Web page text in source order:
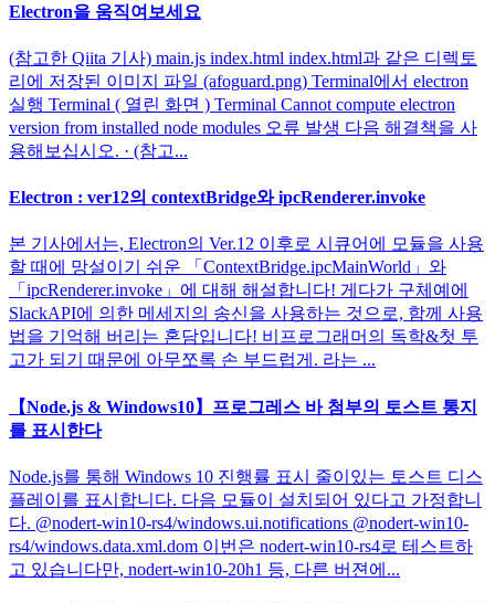
Electron을 움직여보세요
(참고한 Qiita 기사) main.js index.html index.html과 같은 디렉토
리에 저장된 이미지 파일 (afoguard.png) Terminal에서 electron
실행 Terminal ( 열린 화면 ) Terminal Cannot compute electron
version from installed node modules 오류 발생 다음 해결책을 사
용해보십시오. · (참고...
Electron : ver12의 contextBridge와 ipcRenderer.invoke
본 기사에서는, Electron의 Ver.12 이후로 시큐어에 모듈을 사용
할 때에 망설이기 쉬운 「ContextBridge.ipcMainWorld」와
「ipcRenderer.invoke」에 대해 해설합니다! 게다가 구체예에
SlackAPI에 의한 메세지의 송신을 사용하는 것으로, 함께 사용
법을 기억해 버리는 혼담입니다! 비프로그래머의 독학&첫 투
고가 되기 때문에 아무쪼록 손 부드럽게. 라는 ...
【Node.js & Windows10】프로그레스 바 첨부의 토스트 통지
를 표시한다
Node.js를 통해 Windows 10 진행률 표시 줄이있는 토스트 디스
플레이를 표시합니다. 다음 모듈이 설치되어 있다고 가정합니
다. @nodert-win10-rs4/windows.ui.notifications @nodert-win10-
rs4/windows.data.xml.dom 이번은 nodert-win10-rs4로 테스트하
고 있습니다만, nodert-win10-20h1 등, 다른 버젼에...